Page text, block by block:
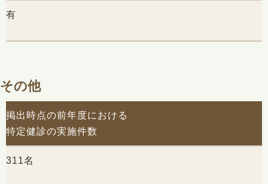
有
その他
掲出時点の前年度における
特定健診の実施件数
311名